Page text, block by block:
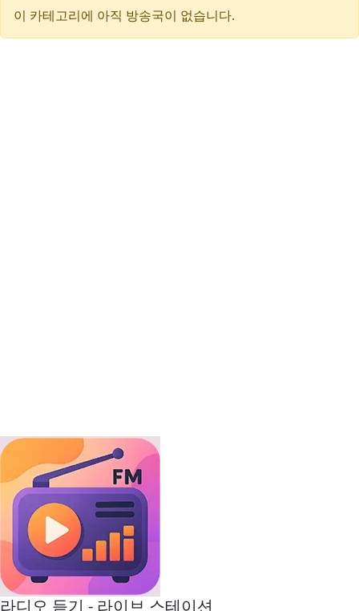
이 카테고리에 아직 방송국이 없습니다.
라디오 듣기 - 라이브 스테이션